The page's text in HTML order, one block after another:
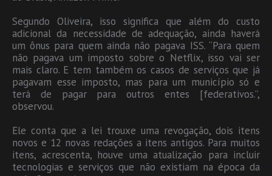
Segundo Oliveira, isso significa que além do custo
adicional da necessidade de adequação, ainda haverá
um ônus para quem ainda não pagava ISS. “Para quem
não pagava um imposto sobre o Netflix, isso vai ser
mais claro. E tem também os casos de serviços que já
pagavam esse imposto, mas para um município só e
terá de pagar para outros entes [federativos.”,
observou.
Ele conta que a lei trouxe uma revogação, dois itens
novos e 12 novas redações a itens antigos. Para muitos
itens, acrescenta, houve uma atualização para incluir
tecnologias e serviços que não existiam na época da